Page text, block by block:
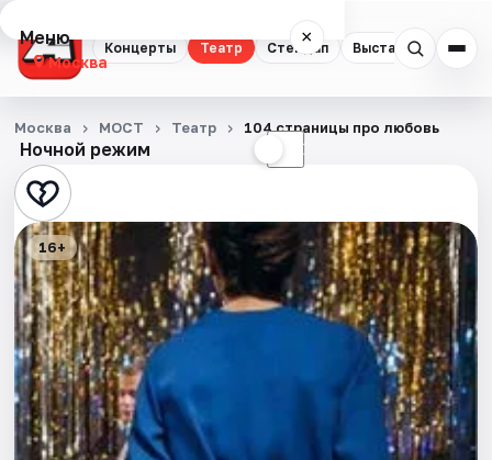
Концерты Театр Стендап Выставки
Меню ×
Москва
Концерты
Театр
Стендап
Выставки
Квесты
Экскурсии
Спорт
Ночной режим ☾
Москва МОСТ Театр 104 страницы про любовь
16+